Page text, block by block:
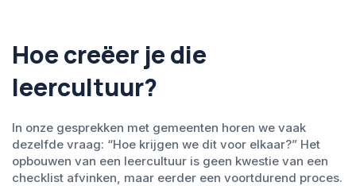
Hoe creëer je die
leercultuur?
In onze gesprekken met gemeenten horen we vaak
dezelfde vraag: “Hoe krijgen we dit voor elkaar?” Het
opbouwen van een leercultuur is geen kwestie van een
checklist afvinken, maar eerder een voortdurend proces.